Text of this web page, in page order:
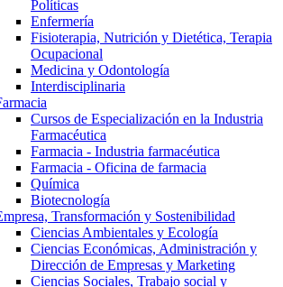
Políticas
Enfermería
Fisioterapia, Nutrición y Dietética, Terapia
Ocupacional
Medicina y Odontología
Interdisciplinaria
Cursos de Especialización en la Industria
Farmacéutica
Farmacia - Industria farmacéutica
Farmacia - Oficina de farmacia
Química
Biotecnología
Transformación y Sostenibilidad
Ciencias Ambientales y Ecología
Ciencias Económicas, Administración y
Dirección de Empresas y Marketing
Ciencias Sociales, Trabajo social y